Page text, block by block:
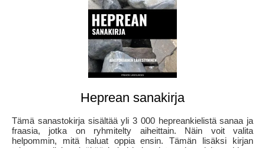
Heprean sanakirja
Tämä sanastokirja sisältää yli 3 000 hepreankielistä sanaa ja
fraasia, jotka on ryhmitelty aiheittain. Näin voit valita
helpommin, mitä haluat oppia ensin. Tämän lisäksi kirjan